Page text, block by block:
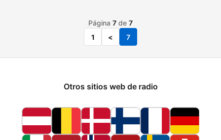
Página 7 de 7
1
< 7
Otros sitios web de radio